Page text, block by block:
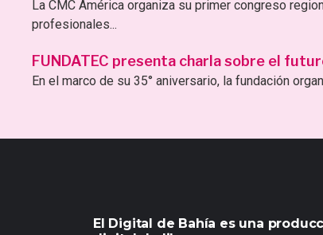
La CMC América organiza su primer congreso
profesionales...
FUNDATEC presenta charla sobre el
En el marco de su 35° aniversario, la fundación
El Digital de Bahía es una